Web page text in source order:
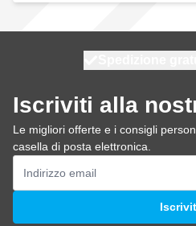
Iscriviti alla
Le migliori offerte e i consigli
casella di posta elettronica.
Indirizzo email